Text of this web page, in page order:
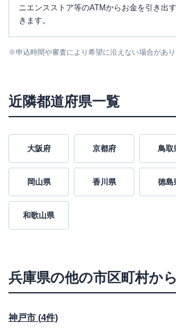
ニエンスストア等のATMからお金を引き出
きます。
※申込時間や審査により希望に沿えない場合があり
近隣都道府県一覧
大阪府 京都府 鳥取
岡山県 香川県 徳島
和歌山県
兵庫県の他の市区町村か
神戸市 (4件)